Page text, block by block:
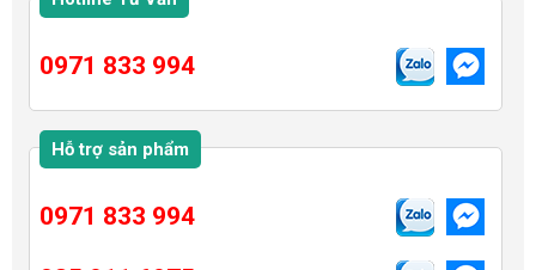
0971 833 994
Hỗ trợ sản phẩm
0971 833 994